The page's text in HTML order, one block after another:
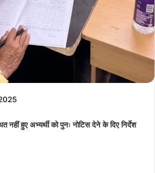
2025
नहीं हुए अभ्यर्थी को पुनः नोटिस देने के दिए निर्देश